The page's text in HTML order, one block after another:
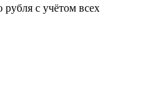
рубля с учётом всех